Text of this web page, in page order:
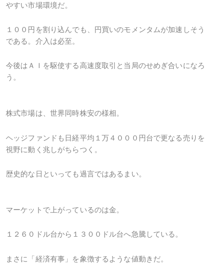
やすい市場環境だ。
１００円を割り込んでも、円買いのモメンタムが加速しそう
である。介入は必至。
今後はＡＩを駆使する高速度取引と当局のせめぎ合いになろ
う。
株式市場は、世界同時株安の様相。
ヘッジファンドも日経平均１万４０００円台で更なる売りを
視野に動く兆しがちらつく。
歴史的な日といっても過言ではあるまい。
マーケットで上がっているのは金。
１２６０ドル台から１３００ドル台へ急騰している。
まさに「経済有事」を象徴するような値動きだ。